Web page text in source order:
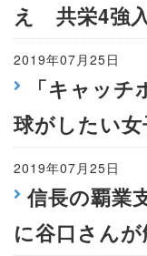
え 共栄4強
2019年07月25日
「キャッ
球がしたい
2019年07月25日
信長の覇業
に谷口さん